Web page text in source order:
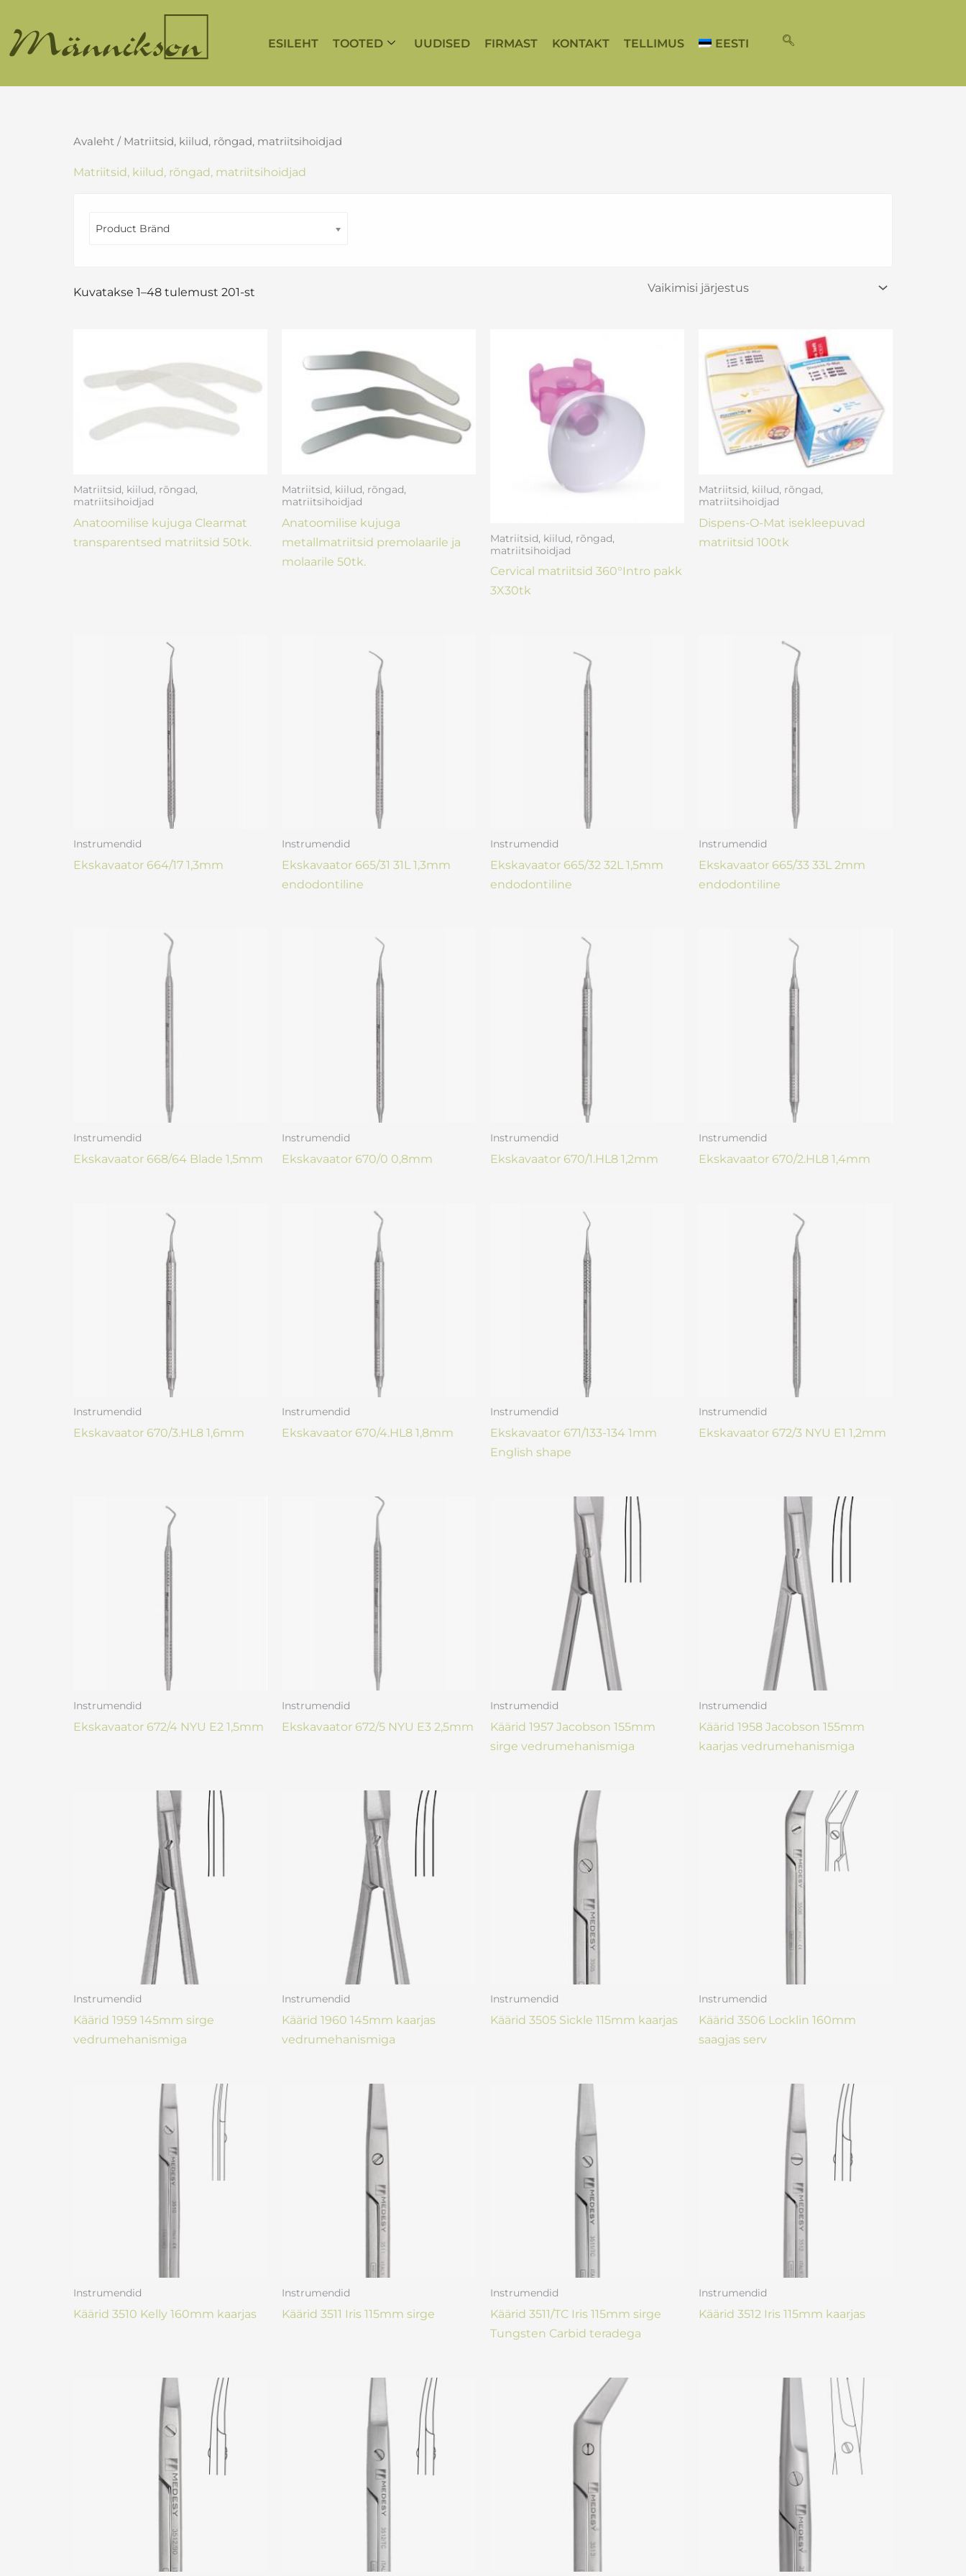
content
ESILEHT TOOTED UUDISED FIRMAST KONTAKT TELLIMUS EESTI
Avaleht / Matriitsid, kiilud, rõngad, matriitsihoidjad
Matriitsid, kiilud, rõngad, matriitsihoidjad
Product Bränd
Kuvatakse 1–48 tulemust 201-st
Matriitsid, kiilud, rõngad,
matriitsihoidjad
Anatoomilise kujuga Clearmat
transparentsed matriitsid 50tk.
Matriitsid, kiilud, rõngad,
matriitsihoidjad
Anatoomilise kujuga
metallmatriitsid premolaarile ja
molaarile 50tk.
Matriitsid, kiilud, rõngad,
matriitsihoidjad
Cervical matriitsid 360°Intro pakk
3X30tk
Matriitsid, kiilud, rõngad,
matriitsihoidjad
Dispens-O-Mat isekleepuvad
matriitsid 100tk
Instrumendid
Ekskavaator 664/17 1,3mm
Instrumendid
Ekskavaator 665/31 31L 1,3mm
endodontiline
Instrumendid
Ekskavaator 665/32 32L 1,5mm
endodontiline
Instrumendid
Ekskavaator 665/33 33L 2mm
endodontiline
Instrumendid
Ekskavaator 668/64 Blade 1,5mm
Instrumendid
Ekskavaator 670/0 0,8mm
Instrumendid
Ekskavaator 670/1.HL8 1,2mm
Instrumendid
Ekskavaator 670/2.HL8 1,4mm
Instrumendid
Ekskavaator 670/3.HL8 1,6mm
Instrumendid
Ekskavaator 670/4.HL8 1,8mm
Instrumendid
Ekskavaator 671/133-134 1mm
English shape
Instrumendid
Ekskavaator 672/3 NYU E1 1,2mm
Instrumendid
Ekskavaator 672/4 NYU E2 1,5mm
Instrumendid
Ekskavaator 672/5 NYU E3 2,5mm
Instrumendid
Käärid 1957 Jacobson 155mm
sirge vedrumehanismiga
Instrumendid
Käärid 1958 Jacobson 155mm
kaarjas vedrumehanismiga
Instrumendid
Käärid 1959 145mm sirge
vedrumehanismiga
Instrumendid
Käärid 1960 145mm kaarjas
vedrumehanismiga
Instrumendid
Käärid 3505 Sickle 115mm kaarjas
Instrumendid
Käärid 3506 Locklin 160mm
saagjas serv
Instrumendid
Käärid 3510 Kelly 160mm kaarjas
Instrumendid
Käärid 3511 Iris 115mm sirge
Instrumendid
Käärid 3511/TC Iris 115mm sirge
Tungsten Carbid teradega
Instrumendid
Käärid 3512 Iris 115mm kaarjas